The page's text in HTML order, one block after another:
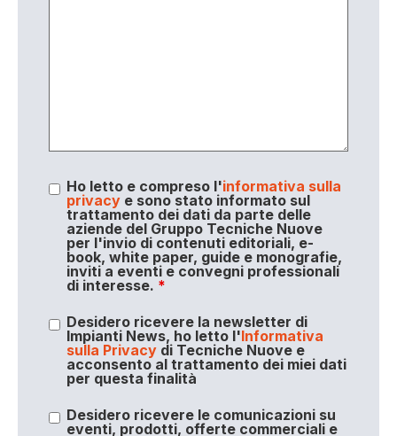
Ho letto e compreso l'informativa sulla
privacye sono stato informato sul
trattamento dei dati da parte delle
aziende del Gruppo Tecniche Nuove
per l'invio di contenuti editoriali, e-
book, white paper, guide e monografie,
inviti a eventi e convegni professionali
di interesse. *
Desidero ricevere la newsletter di
Impianti News, ho letto l'Informativa
sulla Privacydi Tecniche Nuove e
acconsento al trattamento dei miei dati
per questa finalità
Desidero ricevere le comunicazioni su
eventi, prodotti, offerte commerciali e